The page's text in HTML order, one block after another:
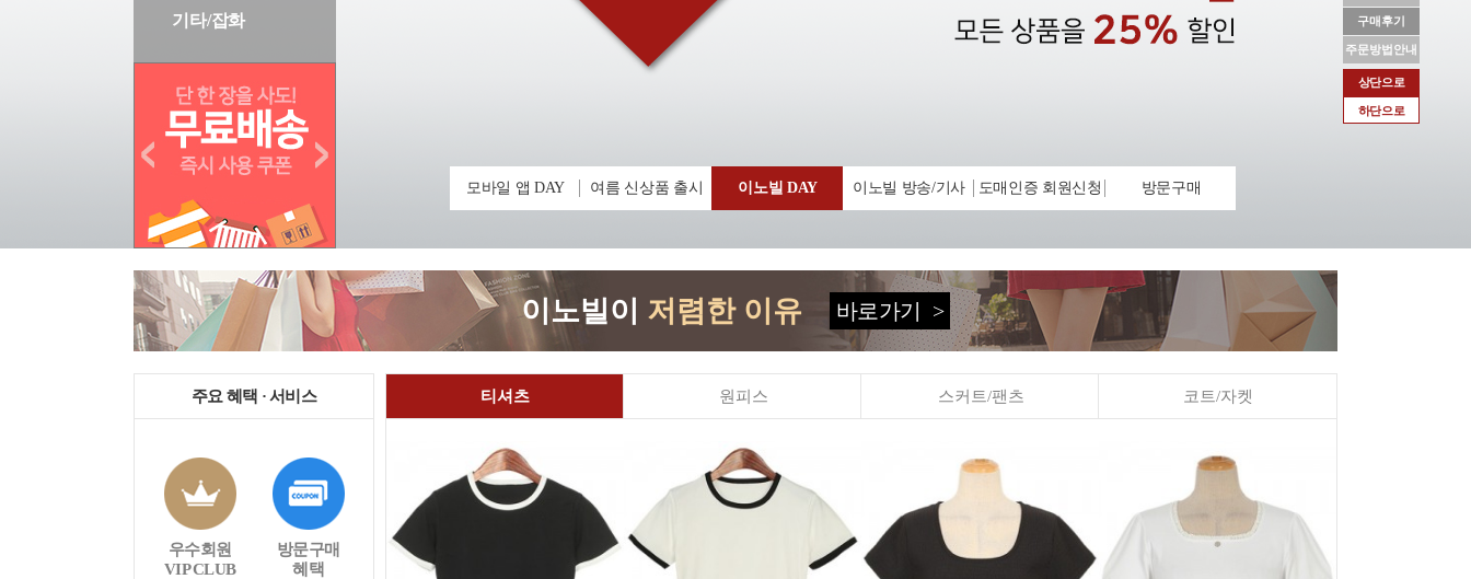
구매후기
주문방법안내
상단으로
하단으로
기타/잡화
모바일 앱 DAY 여름 신상품 출시 이노빌 DAY 이노빌 방송/기사 도매인증 회원신청 방문구매
이노빌이 저렴한 이유 바로가기 >
주요 혜택 · 서비스
우수회원
VIP CLUB
방문구매
혜택
티셔츠 원피스 스커트/팬츠 코트/자켓